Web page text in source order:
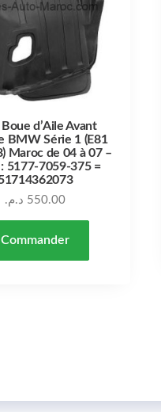
Boue d’Aile Avant
BMW Série 1 (E81
Maroc de 04 à 07 –
5177-7059-375 =
550.00 د.م.
Commander